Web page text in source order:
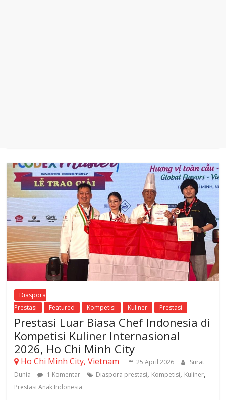
Diaspora
Prestasi
Featured Kompetisi Kuliner Prestasi
Prestasi Luar Biasa Chef Indonesia di
Kompetisi Kuliner Internasional
2026, Ho Chi Minh City
Ho Chi Minh City, Vietnam 25 April 2026
Surat
Dunia
1 Komentar Diaspora prestasi, Kompetisi, Kuliner,
Prestasi Anak Indonesia